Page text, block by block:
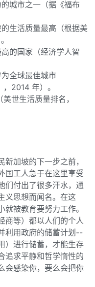
城市之一（据《福布
生活质量最高（根据美
的国家（经济学人智
全球最佳城市
2014 年）。
世生活质量排名，
加坡的下一步之前，
国工人急于在这里享受
们付出了很多汗水，通
义思想而闻名。在这
被教育要努力工作。
商等）都以人们的个人
利用政府的储蓄计划--
）进行储蓄，才能生存
追求平静和哲学惰性的
会感染你，要么会把你